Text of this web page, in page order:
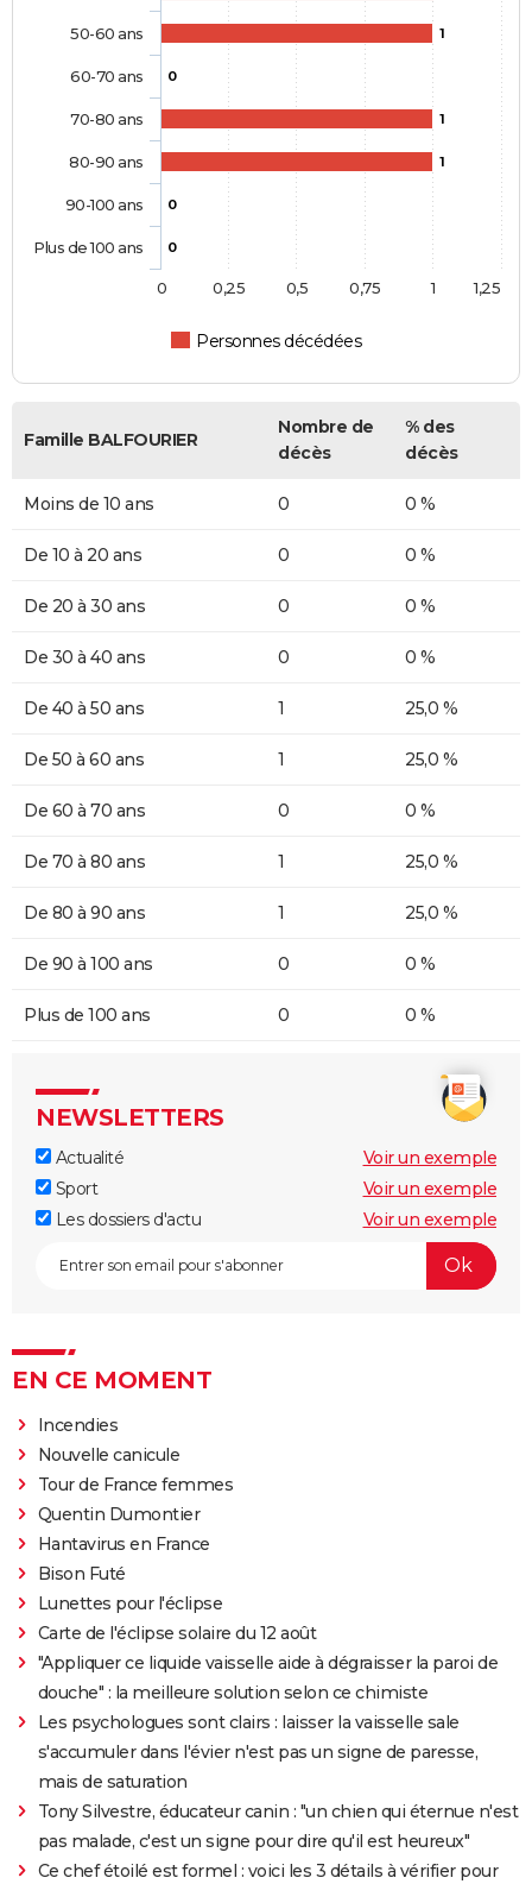
1
0
1
1
0
0
Personnes décédées
50-60 ans
60-70 ans
70-80 ans
80-90 ans
90-100 ans
Plus de 100 ans
0 1
0,25 0,5 0,75 1,25
Famille BALFOURIER
Nombre de
décès
% des
décès
Moins de 10 ans 0 0 %
De 10 à 20 ans 0 0 %
De 20 à 30 ans 0 0 %
De 30 à 40 ans 0 0 %
De 40 à 50 ans 1 25,0 %
De 50 à 60 ans 1 25,0 %
De 60 à 70 ans 0 0 %
De 70 à 80 ans 1 25,0 %
De 80 à 90 ans 1 25,0 %
De 90 à 100 ans 0 0 %
Plus de 100 ans 0 0 %
NEWSLETTERS
Actualité
Voir un exemple
Sport
Voir un exemple
Les dossiers d'actu
Voir un exemple
EN CE MOMENT
Incendies
Nouvelle canicule
Tour de France femmes
Quentin Dumontier
Hantavirus en France
Bison Futé
Lunettes pour l'éclipse
Carte de l'éclipse solaire du 12 août
"Appliquer ce liquide vaisselle aide à dégraisser la paroi de
douche" : la meilleure solution selon ce chimiste
Les psychologues sont clairs : laisser la vaisselle sale
s'accumuler dans l'évier n'est pas un signe de paresse,
mais de saturation
Tony Silvestre, éducateur canin : "un chien qui éternue n'est
pas malade, c'est un signe pour dire qu'il est heureux"
Ce chef étoilé est formel : voici les 3 détails à vérifier pour